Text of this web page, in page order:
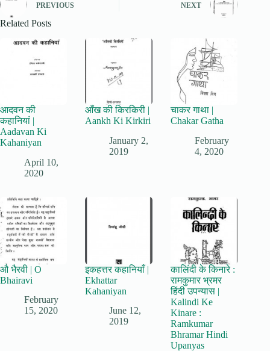
PREVIOUS NEXT
Related Posts
आदवन की
कहानियां |
Aadavan Ki
Kahaniyan
April 10,
2020
आँख की किरकिरी |
Aankh Ki Kirkiri
January 2,
2019
चाकर गाथा |
Chakar Gatha
February
4, 2020
औ भैरवी | O
Bhairavi
February
15, 2020
इकहत्तर कहानियाँ |
Ekhattar
Kahaniyan
June 12,
2019
कालिंदी के किनारे :
रामकुमार भ्रमर
हिंदी उपन्यास |
Kalindi Ke
Kinare :
Ramkumar
Bhramar Hindi
Upanyas